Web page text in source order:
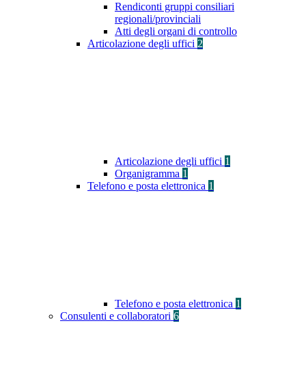
Rendiconti gruppi consiliari
regionali/provinciali
Atti degli organi di controllo
Articolazione degli uffici 2
Articolazione degli uffici 1
Organigramma 1
Telefono e posta elettronica 1
Telefono e posta elettronica 1
Consulenti e collaboratori 6